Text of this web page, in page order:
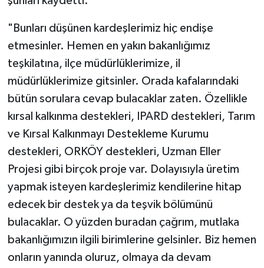
"Bunları düşünen kardeşlerimiz hiç endişe
etmesinler. Hemen en yakın bakanlığımız
teşkilatına, ilçe müdürlüklerimize, il
müdürlüklerimize gitsinler. Orada kafalarındaki
bütün sorulara cevap bulacaklar zaten. Özellikle
kırsal kalkınma destekleri, IPARD destekleri, Tarım
ve Kırsal Kalkınmayı Destekleme Kurumu
destekleri, ORKÖY destekleri, Uzman Eller
Projesi gibi birçok proje var. Dolayısıyla üretim
yapmak isteyen kardeşlerimiz kendilerine hitap
edecek bir destek ya da teşvik bölümünü
bulacaklar. O yüzden buradan çağrım, mutlaka
bakanlığımızın ilgili birimlerine gelsinler. Biz hemen
onların yanında oluruz, olmaya da devam